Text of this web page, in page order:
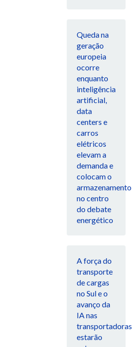
Queda na
geração
europeia
ocorre
enquanto
inteligência
artificial,
data
centers e
carros
elétricos
elevam a
demanda e
colocam o
armazenamento
no centro
do debate
energético
A força do
transporte
de cargas
no Sul e o
avanço da
IA nas
transportadoras
estarão